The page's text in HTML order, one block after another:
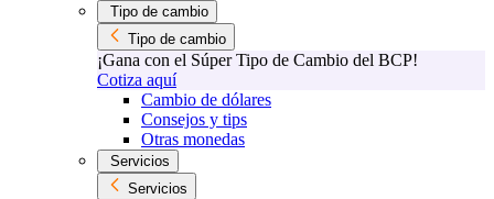
Tipo de cambio
Tipo de cambio
¡Gana con el Súper Tipo de Cambio del BCP!
Cotiza aquí
Cambio de dólares
Consejos y tips
Otras monedas
Servicios
Servicios